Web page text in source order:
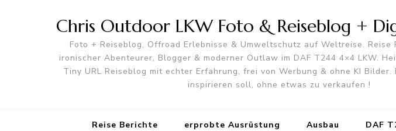
Chris Outdoor LKW Foto & Reiseblog +
Foto + Reiseblog, Offroad Erlebnisse & Umweltschutz auf Weltreise.
ironischer Abenteurer, Blogger & moderner Outlaw im DAF T244 4×4 LKW.
Tiny URL Reiseblog mit echter Erfahrung, frei von Werbung & ohne KI
inspirieren soll, ohne etwas zu verkaufen !
Reise Berichte erprobte Ausrüstung Ausbau DAF